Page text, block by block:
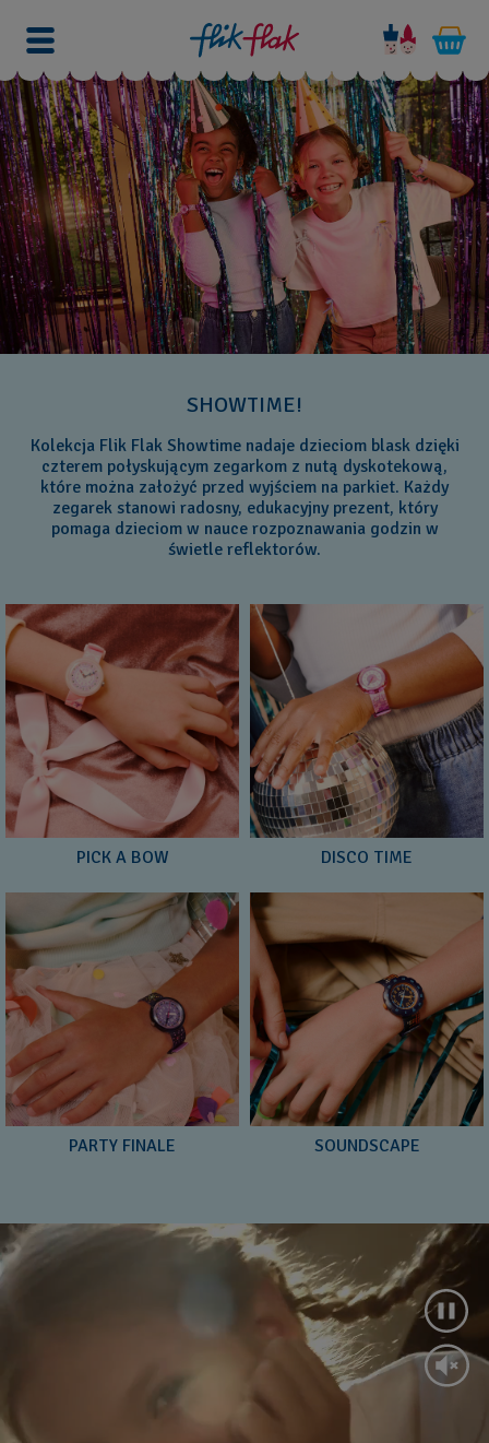
SHOWTIME!
Kolekcja Flik Flak Showtime nadaje dzieciom blask dzięki
czterem połyskującym zegarkom z nutą dyskotekową,
które można założyć przed wyjściem na parkiet. Każdy
zegarek stanowi radosny, edukacyjny prezent, który
pomaga dzieciom w nauce rozpoznawania godzin w
świetle reflektorów.
PICK A BOW DISCO TIME
PARTY FINALE SOUNDSCAPE